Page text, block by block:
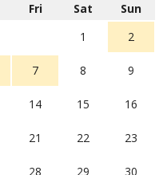
Fri Sat
Sun
1
2
7 8 9
14 15 16
21 22 23
28 29 30